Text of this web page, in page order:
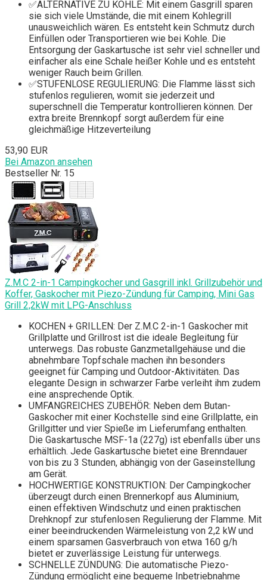
✅ALTERNATIVE ZU KOHLE: Mit einem Gasgrill sparen
sie sich viele Umstände, die mit einem Kohlegrill
unausweichlich wären. Es entsteht kein Schmutz durch
Einfüllen oder Transportieren wie bei Kohle. Die
Entsorgung der Gaskartusche ist sehr viel schneller und
einfacher als eine Schale heißer Kohle und es entsteht
weniger Rauch beim Grillen.
✅STUFENLOSE REGULIERUNG: Die Flamme lässt sich
stufenlos regulieren, womit sie jederzeit und
superschnell die Temperatur kontrollieren können. Der
extra breite Brennkopf sorgt außerdem für eine
gleichmäßige Hitzeverteilung
53,90 EUR
Bei Amazon ansehen
Bestseller Nr. 15
Z.M.C 2-in-1 Campingkocher und Gasgrill inkl. Grillzubehör und
Koffer, Gaskocher mit Piezo-Zündung für Camping, Mini Gas
Grill 2,2kW mit LPG-Anschluss
KOCHEN + GRILLEN: Der Z.M.C 2-in-1 Gaskocher mit
Grillplatte und Grillrost ist die ideale Begleitung für
unterwegs. Das robuste Ganzmetallgehäuse und die
abnehmbare Topfschale machen ihn besonders
geeignet für Camping und Outdoor-Aktivitäten. Das
elegante Design in schwarzer Farbe verleiht ihm zudem
eine ansprechende Optik.
UMFANGREICHES ZUBEHÖR: Neben dem Butan-
Gaskocher mit einer Kochstelle sind eine Grillplatte, ein
Grillgitter und vier Spieße im Lieferumfang enthalten.
Die Gaskartusche MSF-1a (227g) ist ebenfalls über uns
erhältlich. Jede Gaskartusche bietet eine Brenndauer
von bis zu 3 Stunden, abhängig von der Gaseinstellung
am Gerät.
HOCHWERTIGE KONSTRUKTION: Der Campingkocher
überzeugt durch einen Brennerkopf aus Aluminium,
einen effektiven Windschutz und einen praktischen
Drehknopf zur stufenlosen Regulierung der Flamme. Mit
einer beeindruckenden Wärmeleistung von 2,2 kW und
einem sparsamen Gasverbrauch von etwa 160 g/h
bietet er zuverlässige Leistung für unterwegs.
SCHNELLE ZÜNDUNG: Die automatische Piezo-
Zündung ermöglicht eine bequeme Inbetriebnahme